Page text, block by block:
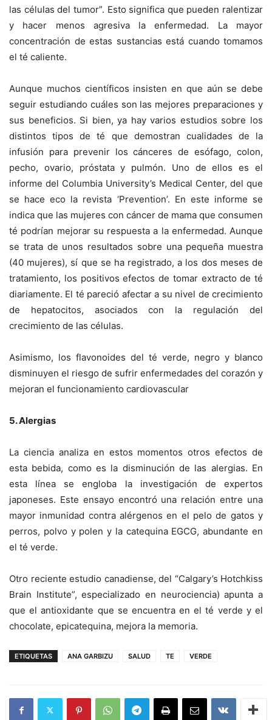
las células del tumor”. Esto significa que pueden ralentizar
y hacer menos agresiva la enfermedad. La mayor
concentración de estas sustancias está cuando tomamos
el té caliente.
Aunque muchos científicos insisten en que aún se debe
seguir estudiando cuáles son las mejores preparaciones y
sus beneficios. Si bien, ya hay varios estudios sobre los
distintos tipos de té que demostran cualidades de la
infusión para prevenir los cánceres de esófago, colon,
pecho, ovario, próstata y pulmón. Uno de ellos es el
informe del Columbia University’s Medical Center, del que
se hace eco la revista ‘Prevention’. En este informe se
indica que las mujeres con cáncer de mama que consumen
té podrían mejorar su respuesta a la enfermedad. Aunque
se trata de unos resultados sobre una pequeña muestra
(40 mujeres), sí que se ha registrado, a los dos meses de
tratamiento, los positivos efectos de tomar extracto de té
diariamente. El té pareció afectar a su nivel de crecimiento
de hepatocitos, asociados con la regulación del
crecimiento de las células.
Asimismo, los flavonoides del té verde, negro y blanco
disminuyen el riesgo de sufrir enfermedades del corazón y
mejoran el funcionamiento cardiovascular
5. Alergias
La ciencia analiza en estos momentos otros efectos de
esta bebida, como es la disminución de las alergias. En
esta línea se engloba la investigación de expertos
japoneses. Este ensayo encontró una relación entre una
mayor inmunidad contra alérgenos en el pelo de gatos y
perros, polvo y polen y la catequina EGCG, abundante en
el té verde.
Otro reciente estudio canadiense, del “Calgary’s Hotchkiss
Brain Institute”, especializado en neurociencia) apunta a
que el antioxidante que se encuentra en el té verde y el
chocolate, epicatequina, mejora la memoria.
ETIQUETAS ANA GARBIZU SALUD TE VERDE